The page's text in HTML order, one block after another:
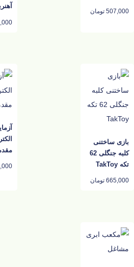
507,000 تومان
بازی ساختنی
کلبه جنگلی 62
تکه TakToy
665,000 تومان